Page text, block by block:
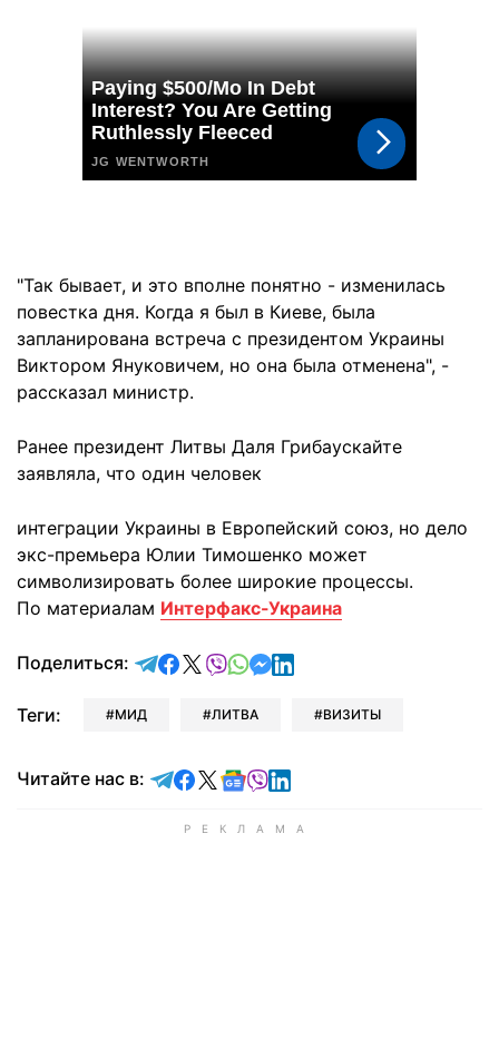
"Так бывает, и это вполне понятно - изменилась
повестка дня. Когда я был в Киеве, была
запланирована встреча с президентом Украины
Виктором Януковичем, но она была отменена", -
рассказал министр.
Ранее президент Литвы Даля Грибаускайте
заявляла, что один человек
интеграции Украины в Европейский союз, но дело
экс-премьера Юлии Тимошенко может
символизировать более широкие процессы.
По материалам Интерфакс-Украина
Поделиться: отправить в Telegram
поделиться в Facebook
поделиться в X
отправить в Viber
отправить в Whatsapp
отправить в Messenger
отправить в LinkedIn
Теги: МИД ЛИТВА ВИЗИТЫ
Читайте нас в: Читайте в Telegram
Читайте в Facebook
Читайте в X
Читайте в Google news
Читайте в Viber
Читайте в LinkedIn